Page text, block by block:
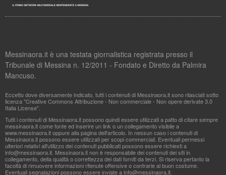
Messinaora.it è una testata giornalistica registrata presso il
Tribunale di Messina n. 12/2011 - Fondato e Diretto da Palmira
Mancuso.
Eccetto dove diversamente indicato, tutti i contenuti di Messinaora.it sono rilasciati sotto
licenza "Creative Commons Attribuzione - Non commerciale - Non opere derivate 3.0
Italia License".
Tutti i contenuti di Messinaora.it possono quindi essere utilizzati a patto di citare sempre
messinaora.it come fonte ed inserire un link o un collegamento visibile a
www.messinaora.it oppure alla pagina dell'articolo. In nessun caso i contenuti di
Messinaora.it possono essere utilizzati per scopi commerciali. Eventuali permessi
ulteriori relativi all'utilizzo dei contenuti pubblicati possono essere richiesti a
info@messinaora.it . Messinaora.it non è responsabile dei contenuti dei siti in
collegamento, della qualità o correttezza dei dati forniti da terzi. Si riserva pertanto la
facoltà di rimuovere informazioni ritenute offensive o contrarie al buon costume.
Eventuali segnalazioni possono essere inviate ainfo@messinaora.it